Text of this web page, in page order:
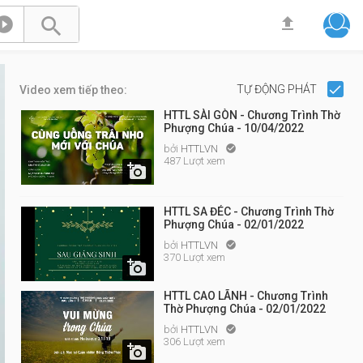
 
Video xem tiếp theo: TỰ ĐỘNG PHÁT

HTTL SÀI GÒN - Chương Trình Thờ
Phượng Chúa - 10/04/2022
bởi HTTLVN 
487 Lượt xem

HTTL SA ĐÉC - Chương Trình Thờ
Phượng Chúa - 02/01/2022
bởi HTTLVN 
370 Lượt xem

HTTL CAO LÃNH - Chương Trình
Thờ Phượng Chúa - 02/01/2022
bởi HTTLVN 
306 Lượt xem